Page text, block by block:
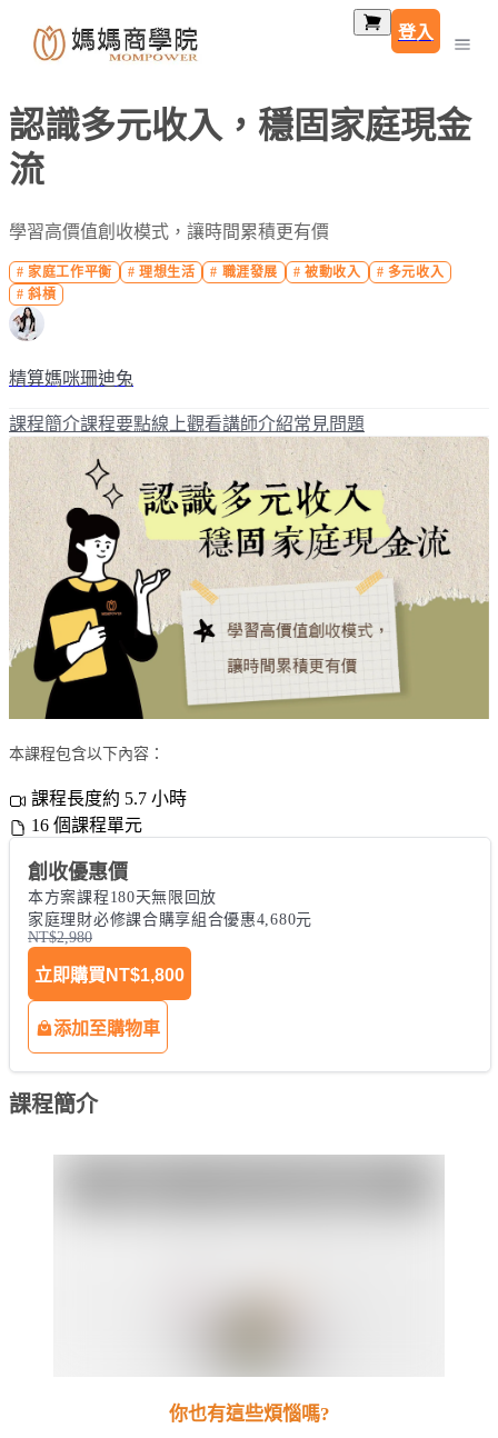
登入
認識多元收入，穩固家庭現金
流
學習高價值創收模式，讓時間累積更有價
#家庭工作平衡 #理想生活 # 職涯發展 #被動收入 # 多元收入
#斜槓
精算媽咪珊迪兔
課程簡介課程要點線上觀看講師介紹常見問題
本課程包含以下內容：
課程長度約 5.7 小時
16 個課程單元
創收優惠價
本方案課程180天無限回放
家庭理財必修課合購享組合優惠4,680元
NT$2,980
立即購買 NT$1,800
添加至購物車
課程簡介
你也有這些煩惱嗎?